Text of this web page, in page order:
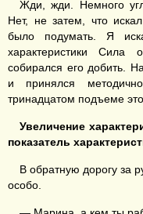
Жди, жди. Немного
Нет, не затем, что
было подумать. Я
характеристики
собирался его добить.
и принялся
тринадцатом подъеме
Увеличение
показатель
В обратную дорогу за
особо.